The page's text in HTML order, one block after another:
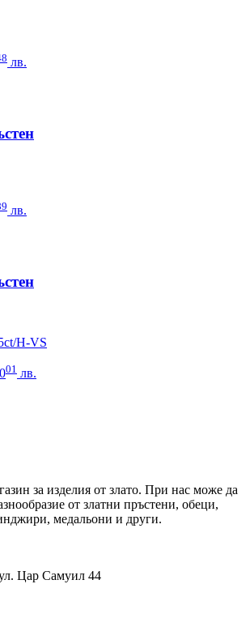
лв.
лв.
H-VS
01 лв.
за изделия от злато. При нас може да
от златни пръстени, обеци,
медальони и други.
Цар Самуил 44